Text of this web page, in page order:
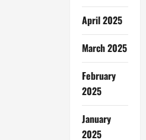
April 2025
March 2025
February
2025
January
2025